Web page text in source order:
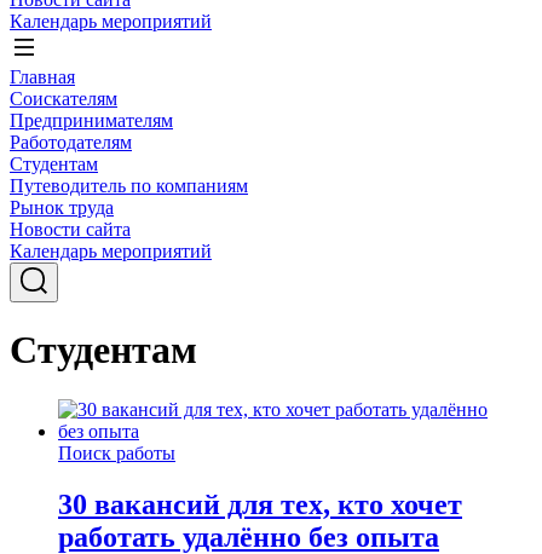
Календарь мероприятий
Главная
Соискателям
Предпринимателям
Работодателям
Студентам
Путеводитель по компаниям
Рынок труда
Новости сайта
Календарь мероприятий
Студентам
Поиск работы
30 вакансий для тех, кто хочет
работать удалённо без опыта